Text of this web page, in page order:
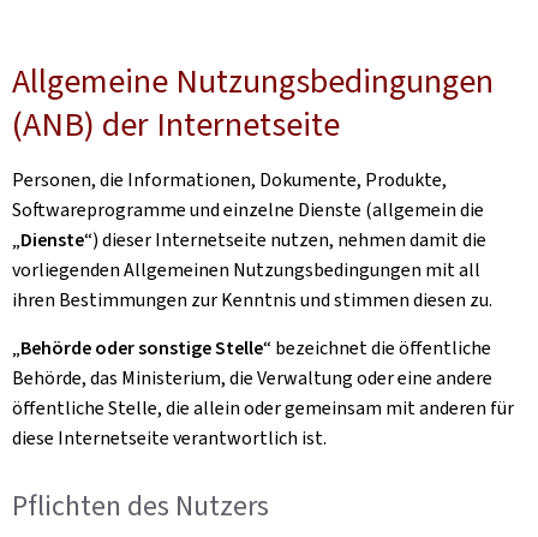
Allgemeine Nutzungsbedingungen
(ANB) der Internetseite
Personen, die Informationen, Dokumente, Produkte,
Softwareprogramme und einzelne Dienste (allgemein die
„Dienste“) dieser Internetseite nutzen, nehmen damit die
vorliegenden Allgemeinen Nutzungsbedingungen mit all
ihren Bestimmungen zur Kenntnis und stimmen diesen zu.
„Behörde oder sonstige Stelle“ bezeichnet die öffentliche
Behörde, das Ministerium, die Verwaltung oder eine andere
öffentliche Stelle, die allein oder gemeinsam mit anderen für
diese Internetseite verantwortlich ist.
Pflichten des Nutzers